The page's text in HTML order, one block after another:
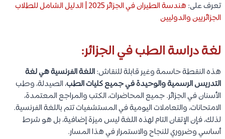
تعرف على:
هندسة الطيران في الجزائر 2025 | الدليل الشامل للطلاب
الجزائريين والدوليين
لغة دراسة الطب في الجزائر:
هذه النقطة حاسمة وغير قابلة للنقاش:اللغة الفرنسية هي لغة
التدريس الرسمية والوحيدة في جميع كليات الطب، الصيدلة، وطب
الأسنان في الجزائر. جميع المحاضرات، الكتب والمراجع المعتمدة،
الامتحانات، والتعاملات اليومية في المستشفيات تتم باللغة الفرنسية.
لذلك، فإن الإتقان التام لهذه اللغة ليس ميزة إضافية، بل هو شرط
أساسي وضروري للنجاح والاستمرار في هذا المسار.